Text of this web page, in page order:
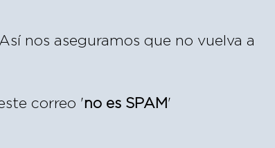
nos aseguramos que no vuelva a
correo 'no es SPAM '